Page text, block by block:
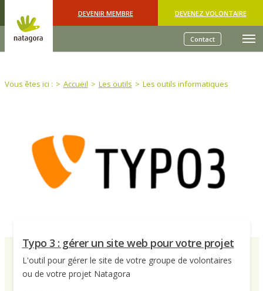
DEVENIR MEMBRE DEVENEZ VOLONTAIRE
Contact
You are here:
Vous êtes ici : Accueil Les outils Les outils informatiques
Typo 3 : gérer un site web pour votre projet
L'outil pour gérer le site de votre groupe de volontaires
ou de votre projet Natagora